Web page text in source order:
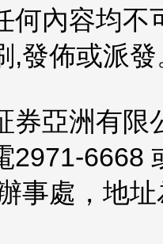
何內容均不
,發佈或派
券亞洲有限
2971-6668
事處，地